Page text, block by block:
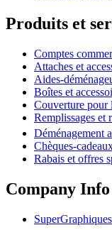
Produits et
Comptes
Attaches et
Aides-
Boîtes et
Couverture pour
Remplissages et
Déménagement
Chèques-
Rabais et offres
Company Info